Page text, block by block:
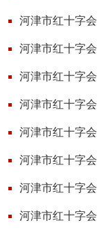
河津市红十字
河津市红十字
河津市红十字
河津市红十字
河津市红十字
河津市红十字
河津市红十字
河津市红十字